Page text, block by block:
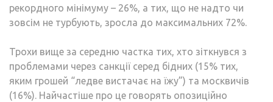
рекордного мінімуму – 26%, а тих, що не надто чи
зовсім не турбують, зросла до максимальних 72%.
Трохи вище за середню частка тих, хто зіткнувся з
проблемами через санкції серед бідних (15% тих,
яким грошей “ледве вистачає на їжу”) та москвичів
(16%). Найчастіше про це говорять опозиційно